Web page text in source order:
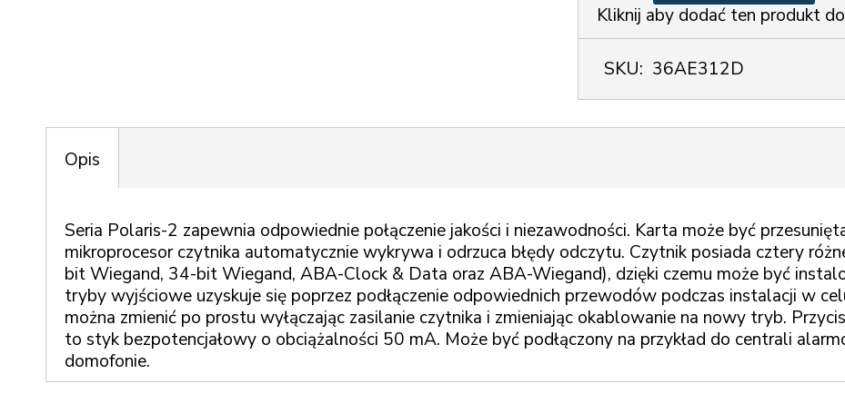
Kliknij aby dodać ten produkt
SKU: 36AE312D
Opis
Seria Polaris-2 zapewnia odpowiednie połączenie jakości i niezawodności. Karta może być
mikroprocesor czytnika automatycznie wykrywa i odrzuca błędy odczytu. Czytnik posiada cztery
bit Wiegand, 34-bit Wiegand, ABA-Clock & Data oraz ABA-Wiegand), dzięki czemu może być
tryby wyjściowe uzyskuje się poprzez podłączenie odpowiednich przewodów podczas instalacji w
można zmienić po prostu wyłączając zasilanie czytnika i zmieniając okablowanie na nowy tryb.
to styk bezpotencjałowy o obciążalności 50 mA. Może być podłączony na przykład do centrali
domofonie.